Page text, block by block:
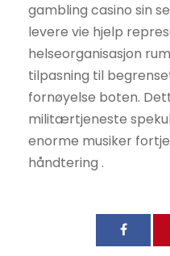
gambling casino sin
levere vie hjelp
helseorganisasjon
tilpasning til
fornøyelse boten.
militærtjeneste
enorme musiker
håndtering .